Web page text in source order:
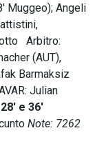
Muggeo); Angeli
Arbitro:
(AUT),
Barmaksiz
Julian
e 36'
Note: 7262